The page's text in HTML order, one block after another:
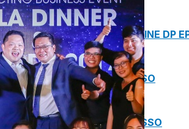
ĐỨNG ĐƠN TẦNG CÁNH INLINE DP
ĐỨNG ĐA TẦNG CÁNH EPSSO
NGANG ĐA TẦNG CÁNH EPSSO